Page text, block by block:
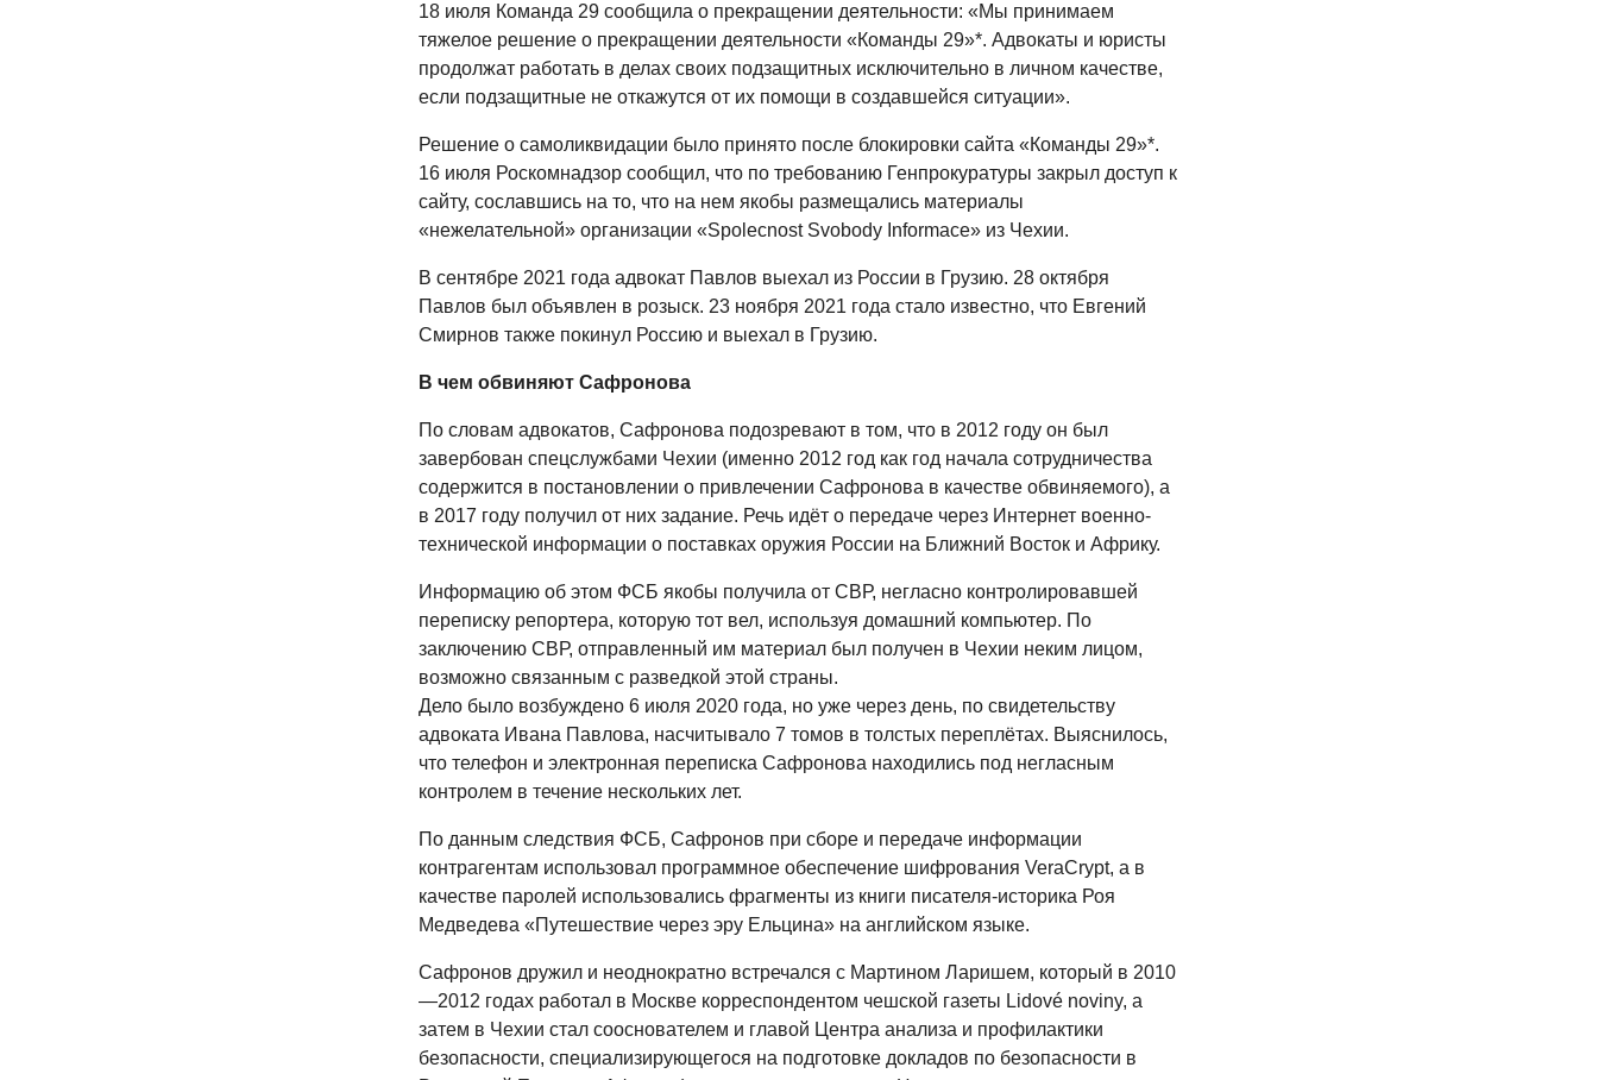
18 июля Команда 29 сообщила о прекращении деятельности: «Мы принимаем
тяжелое решение о прекращении деятельности «Команды 29»*. Адвокаты и юристы
продолжат работать в делах своих подзащитных исключительно в личном качестве,
если подзащитные не откажутся от их помощи в создавшейся ситуации».
Решение о самоликвидации было принято после блокировки сайта «Команды 29»*.
16 июля Роскомнадзор сообщил, что по требованию Генпрокуратуры закрыл доступ к
сайту, сославшись на то, что на нем якобы размещались материалы
«нежелательной» организации «Spolecnost Svobody Informace» из Чехии.
В сентябре 2021 года адвокат Павлов выехал из России в Грузию. 28 октября
Павлов был объявлен в розыск. 23 ноября 2021 года стало известно, что Евгений
Смирнов также покинул Россию и выехал в Грузию.
В чем обвиняют Сафронова
По словам адвокатов, Сафронова подозревают в том, что в 2012 году он был
завербован спецслужбами Чехии (именно 2012 год как год начала сотрудничества
содержится в постановлении о привлечении Сафронова в качестве обвиняемого), а
в 2017 году получил от них задание. Речь идёт о передаче через Интернет военно-
технической информации о поставках оружия России на Ближний Восток и Африку.
Информацию об этом ФСБ якобы получила от СВР, негласно контролировавшей
переписку репортера, которую тот вел, используя домашний компьютер. По
заключению СВР, отправленный им материал был получен в Чехии неким лицом,
возможно связанным с разведкой этой страны.
Дело было возбуждено 6 июля 2020 года, но уже через день, по свидетельству
адвоката Ивана Павлова, насчитывало 7 томов в толстых переплётах. Выяснилось,
что телефон и электронная переписка Сафронова находились под негласным
контролем в течение нескольких лет.
По данным следствия ФСБ, Сафронов при сборе и передаче информации
контрагентам использовал программное обеспечение шифрования VeraCrypt, а в
качестве паролей использовались фрагменты из книги писателя-историка Роя
Медведева «Путешествие через эру Ельцина» на английском языке.
Сафронов дружил и неоднократно встречался с Мартином Ларишем, который в 2010
—2012 годах работал в Москве корреспондентом чешской газеты Lidové noviny, а
затем в Чехии стал сооснователем и главой Центра анализа и профилактики
безопасности, специализирующегося на подготовке докладов по безопасности в